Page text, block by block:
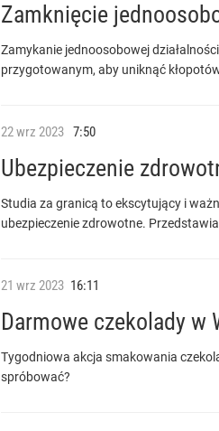
Zamknięcie
Zamykanie jednoosobowej
przygotowanym, aby uniknąć
Ubezpieczenie
Studia za granicą to ekscytujący i
ubezpieczenie zdrowotne.
22wrz 2023 7:50
Darmowe czekolady w
Tygodniowa akcja smakowania
spróbować?
21 wrz 2023 16:11